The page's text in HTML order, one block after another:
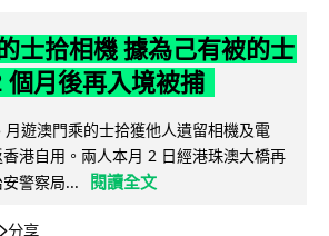
士拾相機 據為己有被的士
個月後再入境被捕
遊澳門乘的士拾獲他人遺留相機及電
港自用。兩人本月 2 日經港珠澳大橋再
警察局...
閱讀全文
分享